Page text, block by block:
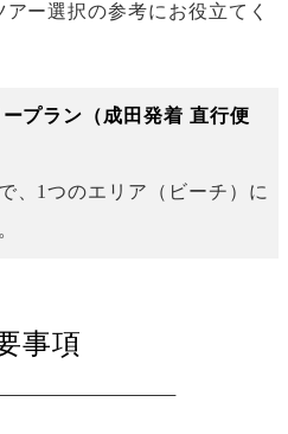
ー選択の参考にお役立てく
プラン（成田発着 直行便
、1つのエリア（ビーチ）に
事項